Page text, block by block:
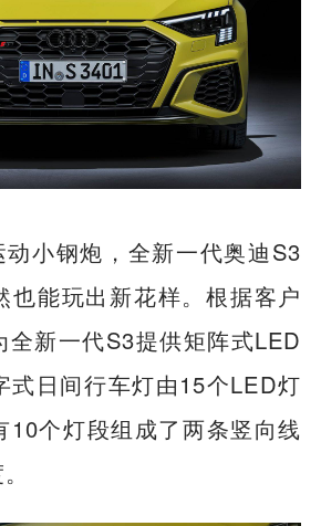
动小钢炮，全新一代奥迪S3
也能玩出新花样。根据客户
全新一代S3提供矩阵式LED
式日间行车灯由15个LED灯
10个灯段组成了两条竖向线